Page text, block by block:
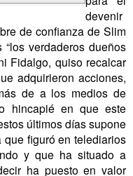
devenir
de confianza de Slim
verdaderos dueños
Fidalgo, quiso recalcar
adquirieron acciones,
de a los medios de
hincapié en que este
últimos días supone
que figuró en telediarios
y que ha situado a
ha puesto en valor